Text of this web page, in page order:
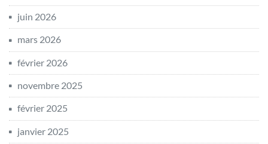
juin 2026
mars 2026
février 2026
novembre 2025
février 2025
janvier 2025